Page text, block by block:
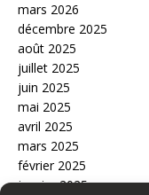
mars 2026
décembre 2025
août 2025
juillet 2025
juin 2025
mai 2025
avril 2025
mars 2025
février 2025
janvier 2025